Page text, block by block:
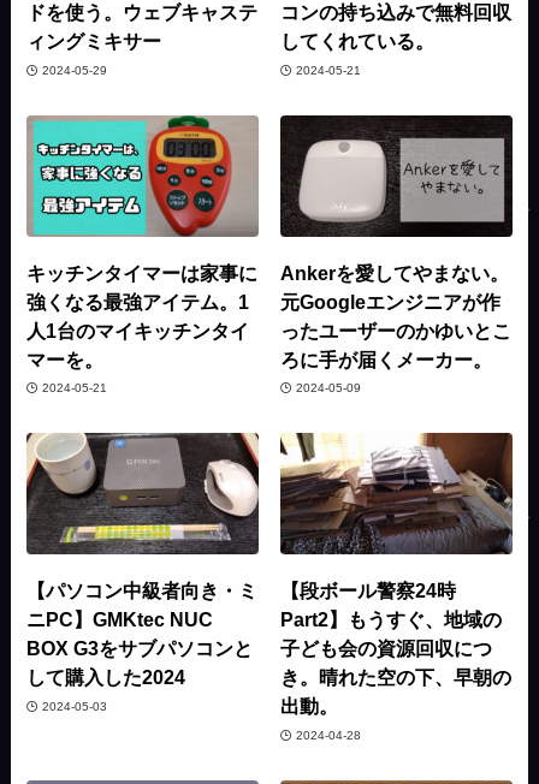
ドを使う。ウェブキャステ
ィングミキサー
2024-05-29
コンの持ち込みで無料回収
してくれている。
2024-05-21
キッチンタイマーは家事に
強くなる最強アイテム。1
人1台のマイキッチンタイ
マーを。
2024-05-21
Ankerを愛してやまない。
元Googleエンジニアが作
ったユーザーのかゆいとこ
ろに手が届くメーカー。
2024-05-09
【パソコン中級者向き・ミ
ニPC】GMKtec NUC
BOX G3をサブパソコンと
して購入した2024
2024-05-03
【段ボール警察24時
Part2】もうすぐ、地域の
子ども会の資源回収につ
き。晴れた空の下、早朝の
出動。
2024-04-28